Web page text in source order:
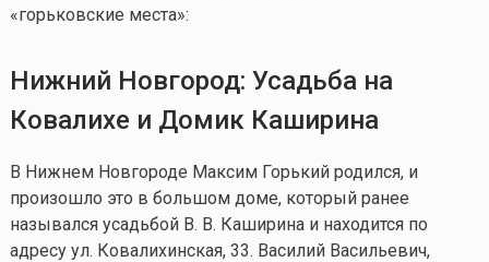
«горьковские места»:
Нижний Новгород: Усадьба на
Ковалихе и Домик Каширина
В Нижнем Новгороде Максим Горький родился, и
произошло это в большом доме, который ранее
назывался усадьбой В. В. Каширина и находится по
адресу ул. Ковалихинская, 33. Василий Васильевич,